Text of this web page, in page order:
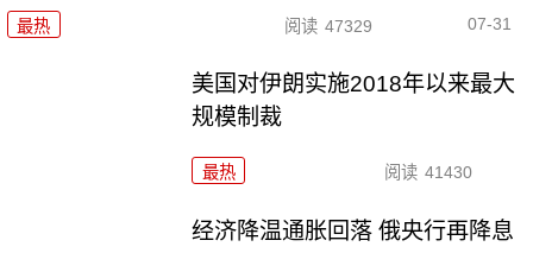
最热 阅读 47329 07-31
美国对伊朗实施2018年以来最大
规模制裁
最热 阅读 41430
经济降温通胀回落 俄央行再降息